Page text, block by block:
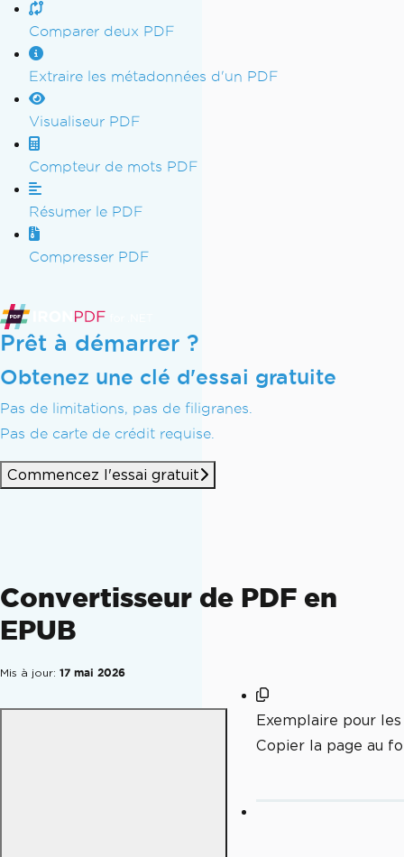
Comparer deux PDF
Extraire les métadonnées d'un PDF
Visualiseur PDF
Compteur de mots PDF
Résumer le PDF
Compresser PDF
Prêt à démarrer ?
Obtenez une clé d'essai gratuite
Pas de limitations, pas de filigranes.
Pas de carte de crédit requise.
Commencez l'essai gratuit
Convertisseur de PDF en
EPUB
Mis à jour: 17 mai 2026
Exemplaire pour les
Copier la page au